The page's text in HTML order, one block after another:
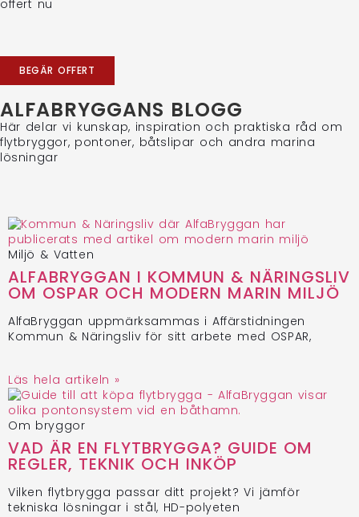
offert nu
BEGÄR OFFERT
ALFABRYGGANS BLOGG
Här delar vi kunskap, inspiration och praktiska råd om
flytbryggor, pontoner, båtslipar och andra marina
lösningar
Miljö & Vatten
ALFABRYGGAN I KOMMUN & NÄRINGSLIV
OM OSPAR OCH MODERN MARIN MILJÖ
AlfaBryggan uppmärksammas i Affärstidningen
Kommun & Näringsliv för sitt arbete med OSPAR,
Läs hela artikeln »
Om bryggor
VAD ÄR EN FLYTBRYGGA? GUIDE OM
REGLER, TEKNIK OCH INKÖP
Vilken flytbrygga passar ditt projekt? Vi jämför
tekniska lösningar i stål, HD-polyeten